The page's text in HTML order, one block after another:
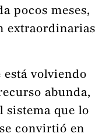
pocos meses,
extraordinarias
está volviendo
abunda,
sistema que lo
convirtió en